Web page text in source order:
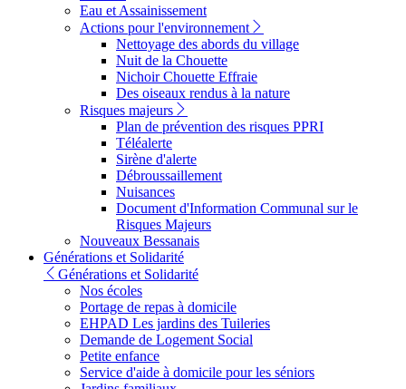
Eau et Assainissement
Actions pour l'environnement
Nettoyage des abords du village
Nuit de la Chouette
Nichoir Chouette Effraie
Des oiseaux rendus à la nature
Risques majeurs
Plan de prévention des risques PPRI
Téléalerte
Sirène d'alerte
Débroussaillement
Nuisances
Document d'Information Communal sur le
Risques Majeurs
Nouveaux Bessanais
Générations et Solidarité
Générations et Solidarité
Nos écoles
Portage de repas à domicile
EHPAD Les jardins des Tuileries
Demande de Logement Social
Petite enfance
Service d'aide à domicile pour les séniors